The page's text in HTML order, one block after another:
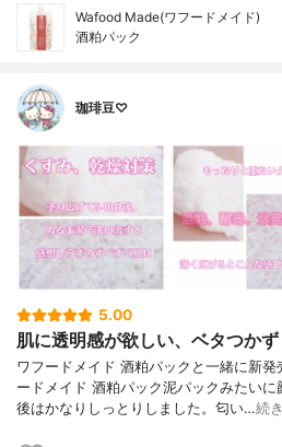
Wafood Made(ワフードメイド)
酒粕パック
珈琲豆♡
5.00
肌に透明感が欲しい、ベタつか
ワフードメイド 酒粕パックと一緒に新
ードメイド 酒粕パック泥パックみたい
後はかなりしっとりしました。匂い…続